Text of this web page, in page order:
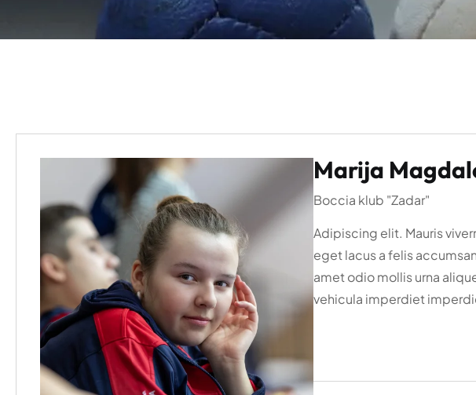
Marija
Boccia klub "Zadar"
Adipiscing elit. Mauris
eget lacus a felis
amet odio mollis urna
vehicula imperdiet
Pristupačnost